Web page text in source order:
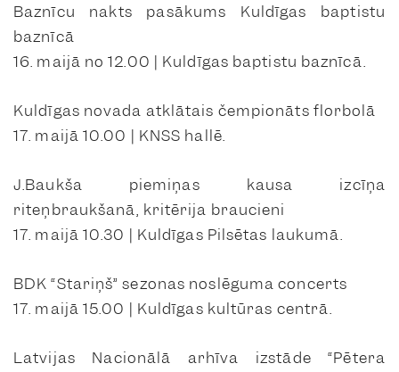
Baznīcu nakts pasākums Kuldīgas baptistu
baznīcā
16. maijā no 12.00 | Kuldīgas baptistu baznīcā.
Kuldīgas novada atklātais čempionāts florbolā
17. maijā 10.00 | KNSS hallē.
J.Baukša piemiņas kausa izcīņa
riteņbraukšanā, kritērija braucieni
17. maijā 10.30 | Kuldīgas Pilsētas laukumā.
BDK “Stariņš” sezonas noslēguma concerts
17. maijā 15.00 | Kuldīgas kultūras centrā.
Latvijas Nacionālā arhīva izstāde “Pētera